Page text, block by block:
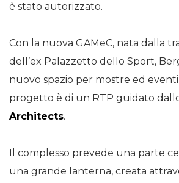
è stato autorizzato.
Con la nuova GAMeC, nata dalla
dell’ex Palazzetto dello Sport,
nuovo spazio per mostre ed
progetto è di un RTP guidato
Architects.
Il complesso prevede una parte
una grande lanterna, creata